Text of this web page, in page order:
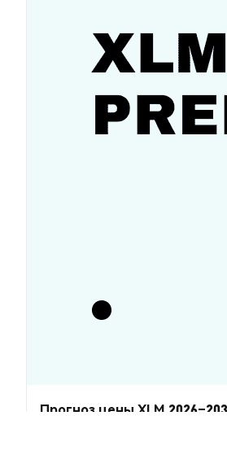
Прогноз цены XLM